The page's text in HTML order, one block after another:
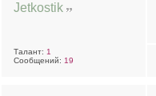
Jetkostik
Талант: 1
Сообщений: 19